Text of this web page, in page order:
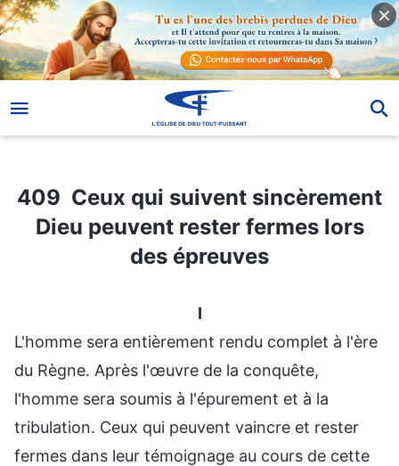
409 Ceux qui suivent sincèrement
Dieu peuvent rester fermes lors
des épreuves
I
L'homme sera entièrement rendu complet à l'ère
du Règne. Après l'œuvre de la conquête,
l'homme sera soumis à l'épurement et à la
tribulation. Ceux qui peuvent vaincre et rester
fermes dans leur témoignage au cours de cette